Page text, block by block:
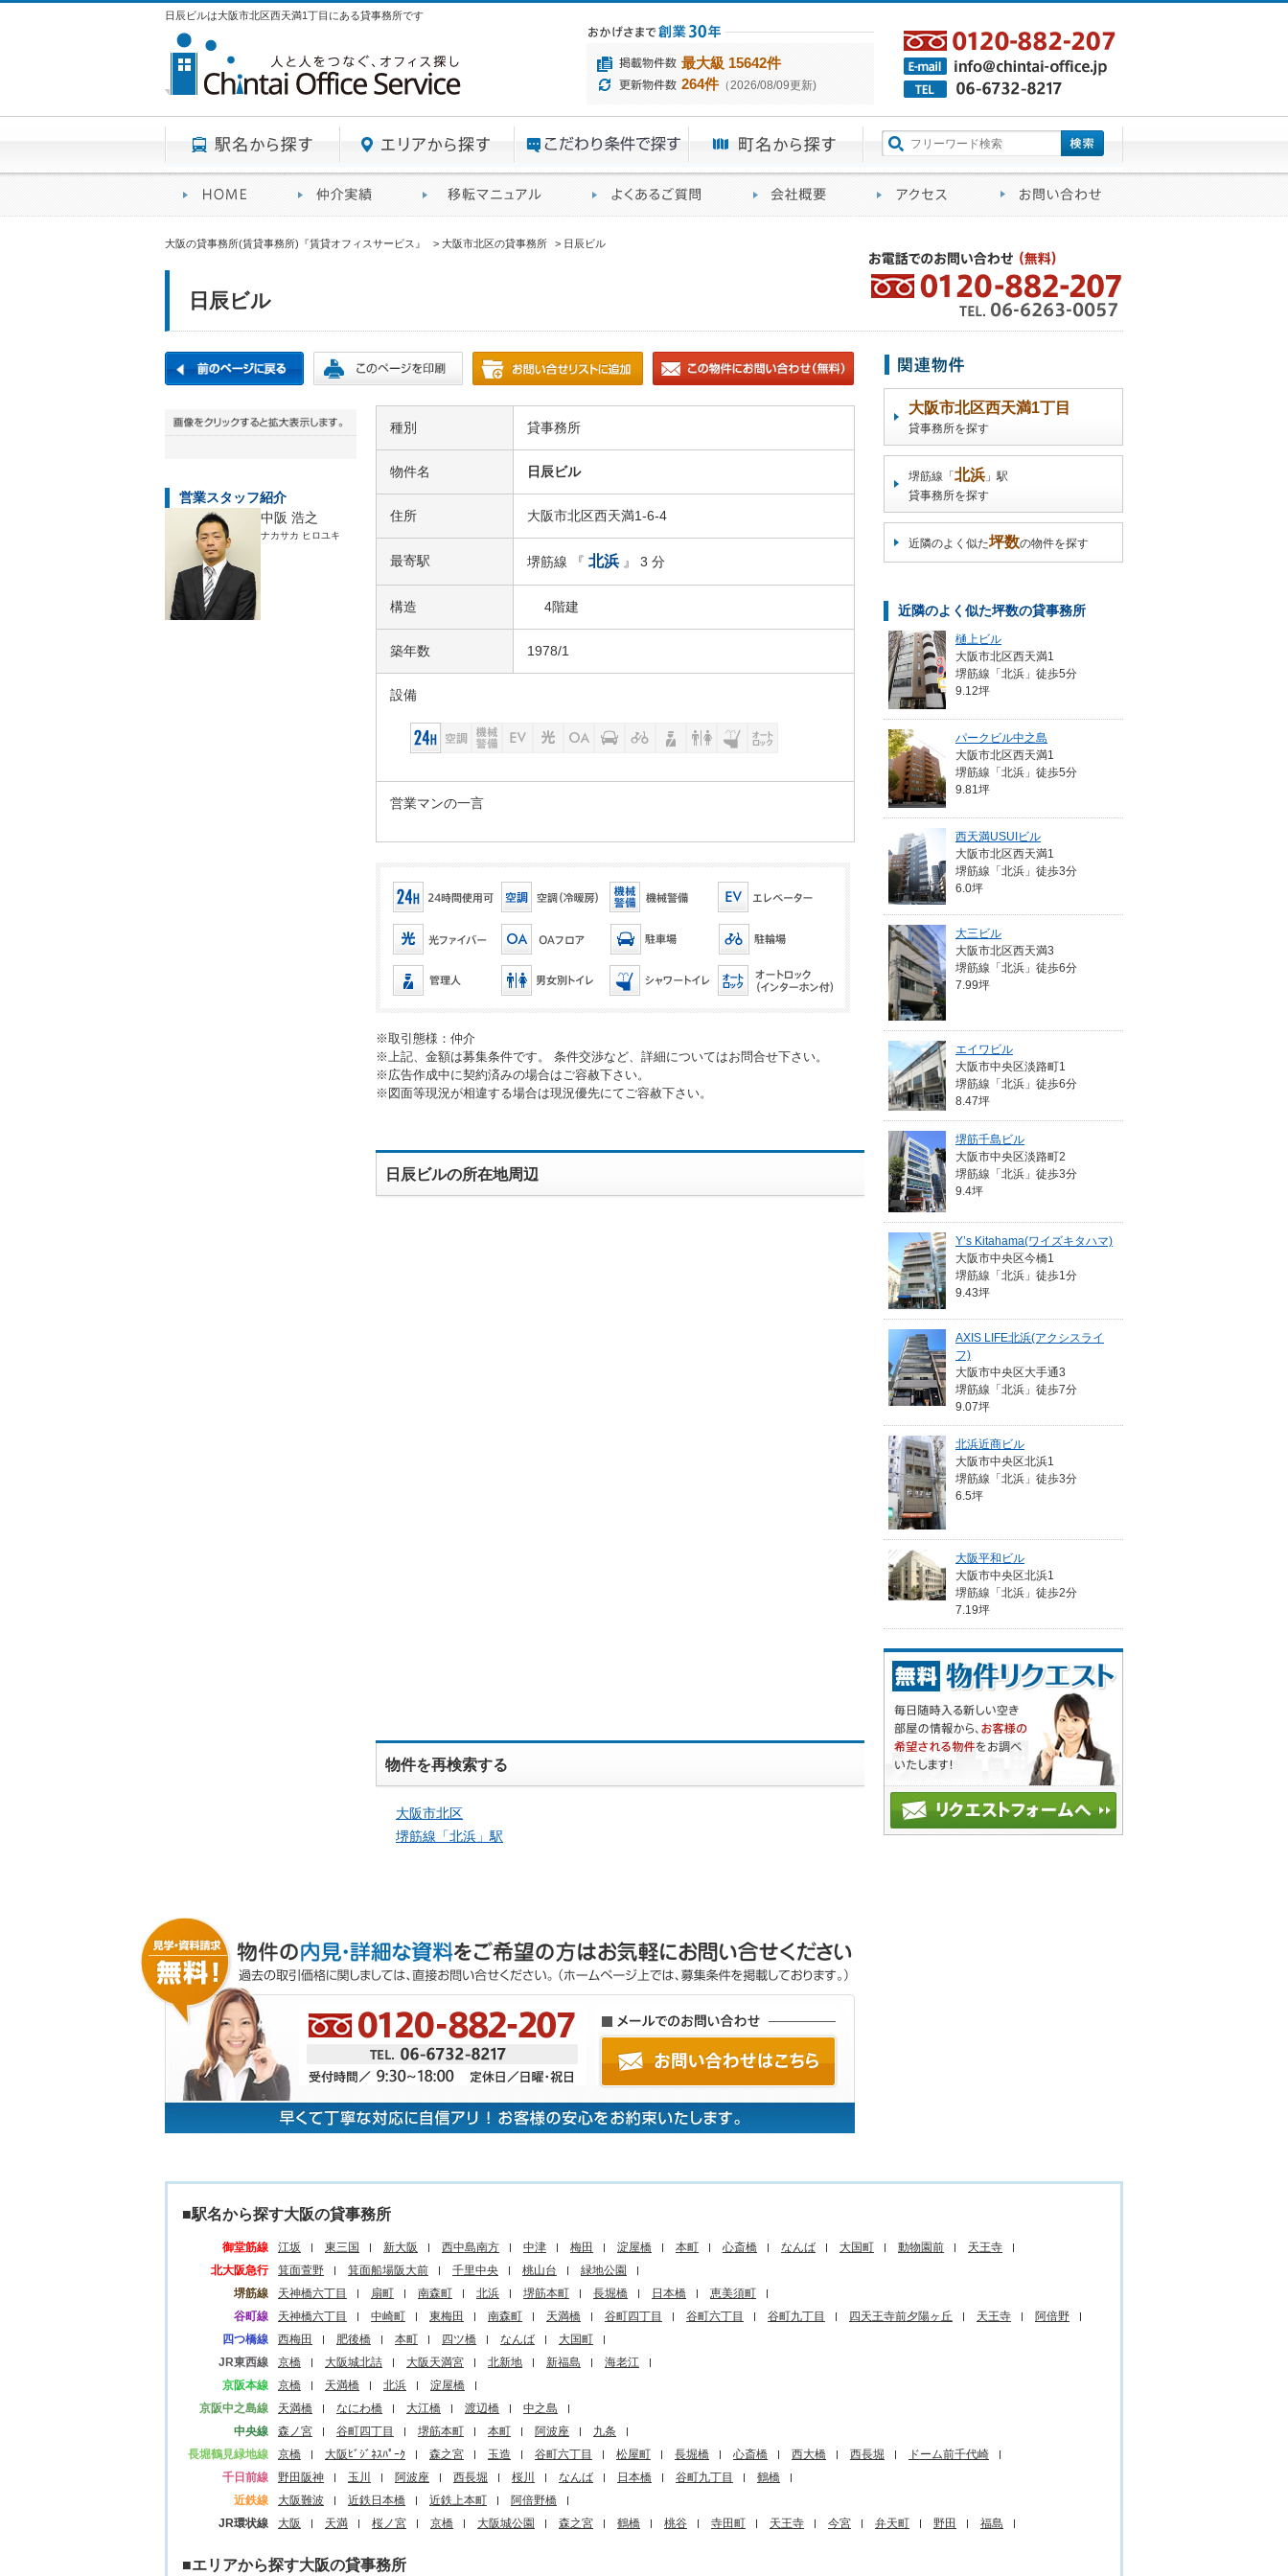
日辰ビルは大阪市北区西天満1丁目にある貸事務所です
最大級 15642件
264件（2026/08/09更新)
大阪の貸事務所(賃貸事務所)『賃貸オフィスサービス』 大阪市北区の貸事務所 日辰ビル
日辰ビル
営業スタッフ紹介
中阪 浩之
ナカサカ ヒロユキ
種別 貸事務所
物件名 日辰ビル
住所 大阪市北区西天満1-6-4
最寄駅 堺筋線 『 北浜 』 3 分
構造 4階建
築年数 1978/1
設備
営業マンの一言
※取引態様：仲介
※上記、金額は募集条件です。 条件交渉など、詳細についてはお問合せ下さい。
※広告作成中に契約済みの場合はご容赦下さい。
※図面等現況が相違する場合は現況優先にてご容赦下さい。
日辰ビルの所在地周辺
物件を再検索する
大阪市北区
堺筋線「北浜 」駅
大阪市北区西天満1丁目
貸事務所を探す
堺筋線「 北浜」駅
貸事務所を探す
近隣のよく似た坪数の物件を探す
近隣のよく似た坪数の貸事務所
樋上ビル
大阪市北区西天満1
堺筋線「北浜」徒歩5分
9.12坪
パークビル中之島
大阪市北区西天満1
堺筋線「北浜」徒歩5分
9.81坪
西天満USUIビル
大阪市北区西天満1
堺筋線「北浜」徒歩3分
6.0坪
大三ビル
大阪市北区西天満3
堺筋線「北浜」徒歩6分
7.99坪
エイワビル
大阪市中央区淡路町1
堺筋線「北浜」徒歩6分
8.47坪
堺筋千島ビル
大阪市中央区淡路町2
堺筋線「北浜」徒歩3分
9.4坪
Y’s Kitahama(ワイズキタハマ)
大阪市中央区今橋1
堺筋線「北浜」徒歩1分
9.43坪
AXIS LIFE北浜(アクシスライ
フ)
大阪市中央区大手通3
堺筋線「北浜」徒歩7分
9.07坪
北浜近商ビル
大阪市中央区北浜1
堺筋線「北浜」徒歩3分
6.5坪
大阪平和ビル
大阪市中央区北浜1
堺筋線「北浜」徒歩2分
7.19坪
■駅名から探す大阪の貸事務所
御堂筋線 江坂 東三国 新大阪 西中島南方 中津 梅田 淀屋橋 本町 心斎橋 なんば 大国町 動物園前
天王寺
北大阪急行
箕面萱野 箕面船場阪大前 千里中央 桃山台
緑地公園
堺筋線
天神橋六丁目 扇町 南森町 北浜 堺筋本町 長堀橋 日本橋
恵美須町
谷町線
天神橋六丁目 中崎町 東梅田 南森町 天満橋 谷町四丁目 谷町六丁目 谷町九丁目 四天王寺前夕陽ヶ丘 天王寺
阿倍野
四つ橋線
西梅田 肥後橋 本町 四ツ橋 なんば
大国町
JR東西線
京橋 大阪城北詰 大阪天満宮 北新地 新福島
海老江
京阪本線
京橋 天満橋 北浜
淀屋橋
京阪中之島線
天満橋 なにわ橋 大江橋 渡辺橋
中之島
中央線
森ノ宮 谷町四丁目 堺筋本町 本町 阿波座
九条
長堀鶴見緑地線
京橋 大阪ﾋﾞｼﾞﾈｽﾊﾟｰｸ 森之宮 玉造 谷町六丁目 松屋町 長堀橋 心斎橋 西大橋 西長堀
ドーム前千代崎
千日前線
野田阪神 玉川 阿波座 西長堀 桜川 なんば 日本橋 谷町九丁目
鶴橋
近鉄線
大阪難波 近鉄日本橋 近鉄上本町
阿倍野橋
JR環状線
大阪 天満 桜ノ宮 京橋 大阪城公園 森之宮 鶴橋 桃谷 寺田町 天王寺 今宮 弁天町 野田 福島
■エリアから探す大阪の貸事務所